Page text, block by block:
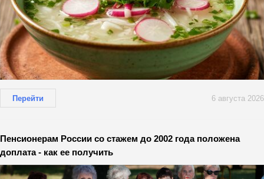
Перейти 6 августа 2026
Пенсионерам России со стажем до 2002 года положена
доплата - как ее получить